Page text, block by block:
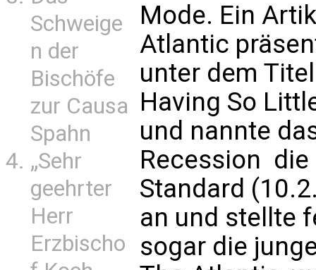
Schweige
n der
Bischöfe
zur Causa
Spahn
„Sehr
geehrter
Herr
Erzbischo
Mode. Ein
Atlantic
unter dem Titel
Having So
und nannte
Recession 
Standard
an und stellte
sogar die